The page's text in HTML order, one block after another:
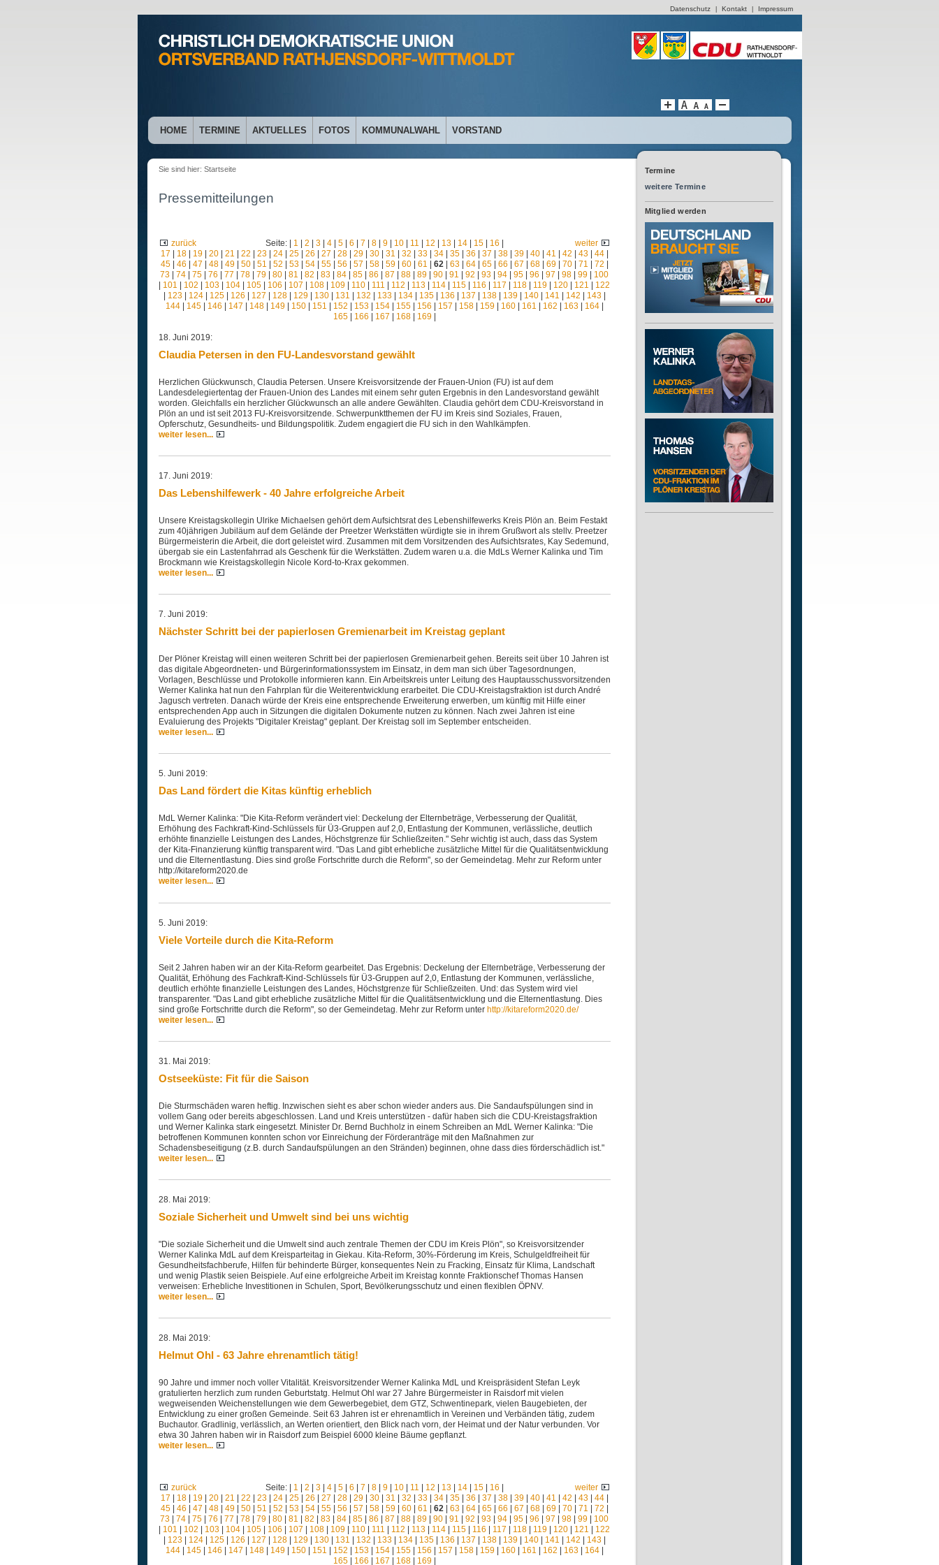
Datenschutz Kontakt Impressum
HOME TERMINE AKTUELLES FOTOS KOMMUNALWAHL VORSTAND
Sie sind hier: Startseite
Pressemitteilungen
weiter
zurück Seite: | 1 2 3| 4| 5| 6 7 8| 9| 10| 11 12 13| 14| 15| 16
17
18| 19| 20| 21 22 23| 24| 25| 26 27 28| 29| 30| 31 32 33| 34| 35| 36 37 38| 39| 40| 41 42 43| 44|
45| 46 47 48| 49| 50| 51 52 53| 54| 55| 56 57 58| 59| 60| 61 62| 63| 64| 65| 66 67 68| 69| 70| 71 72
73
74 75 76 77 78 79 80 81 82 83 84 85 86 87 88 89 90 91 92 93 94 95 96 97 98 99
100
101 102 103 104 105 106 107 108 109 110 111 112 113 114 115 116 117 118 119 120 121
122
123| 124| 125| 126 127 128| 129| 130| 131 132 133| 134| 135| 136 137 138| 139| 140| 141 142 143|
144| 145| 146 147 148| 149| 150| 151 152 153| 154| 155| 156 157 158| 159| 160| 161 162 163| 164|
165| 166 167 168| 169|
18. Juni 2019:
Claudia Petersen in den FU-Landesvorstand gewählt
Herzlichen Glückwunsch, Claudia Petersen. Unsere Kreisvorsitzende der Frauen-Union (FU) ist auf dem
Landesdelegiertentag der Frauen-Union des Landes mit einem sehr guten Ergebnis in den Landesvorstand gewählt
worden. Gleichfalls ein herzlicher Glückwunsch an alle andere Gewählten. Claudia gehört dem CDU-Kreisvorstand in
Plön an und ist seit 2013 FU-Kreisvorsitzende. Schwerpunktthemen der FU im Kreis sind Soziales, Frauen,
Opferschutz, Gesundheits- und Bildungspolitik. Zudem engagiert die FU sich in den Wahlkämpfen.
weiter lesen...
17. Juni 2019:
Das Lebenshilfewerk - 40 Jahre erfolgreiche Arbeit
Unsere Kreistagskollegin Ulrike Michaelsen gehört dem Aufsichtsrat des Lebenshilfewerks Kreis Plön an. Beim Festakt
zum 40jährigen Jubiläum auf dem Gelände der Preetzer Werkstätten würdigte sie in ihrem Grußwort als stellv. Preetzer
Bürgermeisterin die Arbeit, die dort geleistet wird. Zusammen mit dem Vorsitzenden des Aufsichtsrates, Kay Sedemund,
übergab sie ein Lastenfahrrad als Geschenk für die Werkstätten. Zudem waren u.a. die MdLs Werner Kalinka und Tim
Brockmann wie Kreistagskollegin Nicole Kord-to-Krax gekommen.
weiter lesen...
7. Juni 2019:
Nächster Schritt bei der papierlosen Gremienarbeit im Kreistag geplant
Der Plöner Kreistag will einen weiteren Schritt bei der papierlosen Gremienarbeit gehen. Bereits seit über 10 Jahren ist
das digitale Abgeordneten- und Bürgerinformationssystem im Einsatz, in dem man sich über Tagesordnungen,
Vorlagen, Beschlüsse und Protokolle informieren kann. Ein Arbeitskreis unter Leitung des Hauptausschussvorsitzenden
Werner Kalinka hat nun den Fahrplan für die Weiterentwicklung erarbeitet. Die CDU-Kreistagsfraktion ist durch André
Jagusch vertreten. Danach würde der Kreis eine entsprechende Erweiterung erwerben, um künftig mit Hilfe einer
entsprechenden App auch in Sitzungen die digitalen Dokumente nutzen zu können. Nach zwei Jahren ist eine
Evaluierung des Projekts "Digitaler Kreistag" geplant. Der Kreistag soll im September entscheiden.
weiter lesen...
5. Juni 2019:
Das Land fördert die Kitas künftig erheblich
MdL Werner Kalinka: "Die Kita-Reform verändert viel: Deckelung der Elternbeträge, Verbesserung der Qualität,
Erhöhung des Fachkraft-Kind-Schlüssels für Ü3-Gruppen auf 2,0, Entlastung der Kommunen, verlässliche, deutlich
erhöhte finanzielle Leistungen des Landes, Höchstgrenze für Schließzeiten." Sehr wichtig ist auch, dass das System
der Kita-Finanzierung künftig transparent wird. "Das Land gibt erhebliche zusätzliche Mittel für die Qualitätsentwicklung
und die Elternentlastung. Dies sind große Fortschritte durch die Reform", so der Gemeindetag. Mehr zur Reform unter
http://kitareform2020.de
weiter lesen...
5. Juni 2019:
Viele Vorteile durch die Kita-Reform
Seit 2 Jahren haben wir an der Kita-Reform gearbeitet. Das Ergebnis: Deckelung der Elternbeträge, Verbesserung der
Qualität, Erhöhung des Fachkraft-Kind-Schlüssels für Ü3-Gruppen auf 2,0, Entlastung der Kommunen, verlässliche,
deutlich erhöhte finanzielle Leistungen des Landes, Höchstgrenze für Schließzeiten. Und: das System wird viel
transparenter. "Das Land gibt erhebliche zusätzliche Mittel für die Qualitätsentwicklung und die Elternentlastung. Dies
sind große Fortschritte durch die Reform", so der Gemeindetag. Mehr zur Reform unter http://kitareform2020.de/
weiter lesen...
31. Mai 2019:
Ostseeküste: Fit für die Saison
Die Sturmschäden waren heftig. Inzwischen sieht es aber schon wieder anders aus. Die Sandaufspülungen sind in
vollem Gang oder bereits abgeschlossen. Land und Kreis unterstützen - dafür haben sich die CDU-Kreistagsfraktion
und Werner Kalinka stark eingesetzt. Minister Dr. Bernd Buchholz in einem Schreiben an MdL Werner Kalinka: "Die
betroffenen Kommunen konnten schon vor Einreichung der Förderanträge mit den Maßnahmen zur
Schadensbeseitigung (z.B. durch Sandaufspülungen an den Stränden) beginnen, ohne dass dies förderschädlich ist."
weiter lesen...
28. Mai 2019:
Soziale Sicherheit und Umwelt sind bei uns wichtig
"Die soziale Sicherheit und die Umwelt sind auch zentrale Themen der CDU im Kreis Plön", so Kreisvorsitzender
Werner Kalinka MdL auf dem Kreisparteitag in Giekau. Kita-Reform, 30%-Förderung im Kreis, Schulgeldfreiheit für
Gesundheitsfachberufe, Hilfen für behinderte Bürger, konsequentes Nein zu Fracking, Einsatz für Klima, Landschaft
und wenig Plastik seien Beispiele. Auf eine erfolgreiche Arbeit im Kreistag konnte Fraktionschef Thomas Hansen
verweisen: Erhebliche Investitionen in Schulen, Sport, Bevölkerungsschutz und einen flexiblen ÖPNV.
weiter lesen...
28. Mai 2019:
Helmut Ohl - 63 Jahre ehrenamtlich tätig!
90 Jahre und immer noch voller Vitalität. Kreisvorsitzender Werner Kalinka MdL und Kreispräsident Stefan Leyk
gratulierten herzlich zum runden Geburtstatg. Helmut Ohl war 27 Jahre Bürgermeister in Raisdorf mit vielen
wegweisenden Weichenstellungen wie dem Gewerbegebiet, dem GTZ, Schwentinepark, vielen Baugebieten, der
Entwicklung zu einer großen Gemeinde. Seit 63 Jahren ist er ehrenamtlich in Vereinen und Verbänden tätig, zudem
Buchautor. Gradlinig, verlässlich, an Werten orientiert, den Blick nach vorn, der Heimat und der Natur verbunden. Vor
etwa 30 Jahren haben wir in Raisdorf zum Beispiel 6000 kleine Bäume gepflanzt.
weiter lesen...
weiter
zurück Seite: | 1 2 3| 4| 5| 6 7 8| 9| 10| 11 12 13| 14| 15| 16
17
18| 19| 20| 21 22 23| 24| 25| 26 27 28| 29| 30| 31 32 33| 34| 35| 36 37 38| 39| 40| 41 42 43| 44|
45| 46 47 48| 49| 50| 51 52 53| 54| 55| 56 57 58| 59| 60| 61 62| 63| 64| 65| 66 67 68| 69| 70| 71 72
73
74 75 76 77 78 79 80 81 82 83 84 85 86 87 88 89 90 91 92 93 94 95 96 97 98 99
100
101 102 103 104 105 106 107 108 109 110 111 112 113 114 115 116 117 118 119 120 121
122
123| 124| 125| 126 127 128| 129| 130| 131 132 133| 134| 135| 136 137 138| 139| 140| 141 142 143|
144| 145| 146 147 148| 149| 150| 151 152 153| 154| 155| 156 157 158| 159| 160| 161 162 163| 164|
165| 166 167 168| 169|
Termine
weitere Termine
Mitglied werden